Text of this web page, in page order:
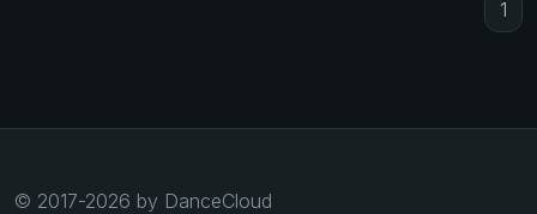
1
© 2017-2026 by DanceCloud